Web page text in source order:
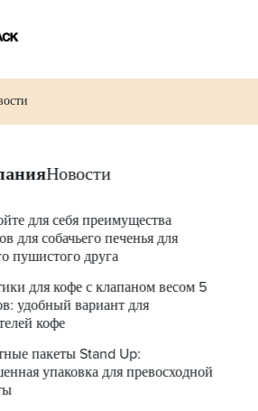
Новости
для себя преимущества
для собачьего печенья для
пушистого друга
для кофе с клапаном весом 5
удобный вариант для
кофе
пакеты Stand Up:
упаковка для превосходной